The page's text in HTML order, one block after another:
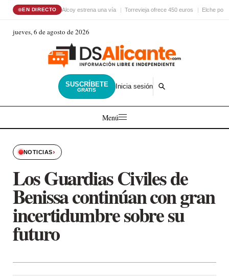
EN DIRECTO Alcoy estrena una vía Torrevieja ofrece 450 euros Elche
jueves, 6 de agosto de 2026
SUSCRÍBETE
GRATIS Inicia sesión
Menú
NOTICIAS›
Los Guardias Civiles de
Benissa continúan con gran
incertidumbre sobre su
futuro